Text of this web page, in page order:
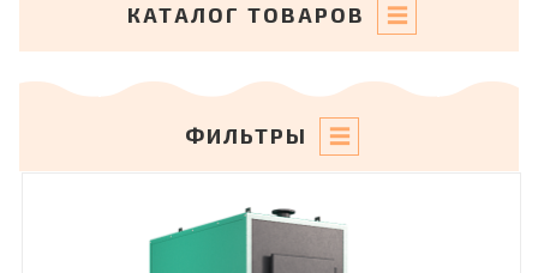
КАТАЛОГ ТОВАРОВ
ФИЛЬТРЫ